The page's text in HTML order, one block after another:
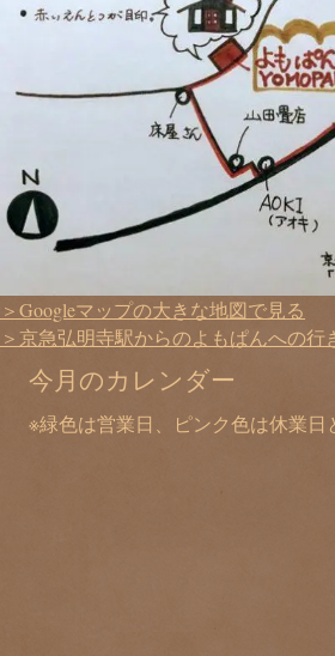
＞Googleマップの大きな地図で見る
＞京急弘明寺駅からのよもぱんへの行
今月のカレンダー
※緑色は営業日、ピンク色は休業日